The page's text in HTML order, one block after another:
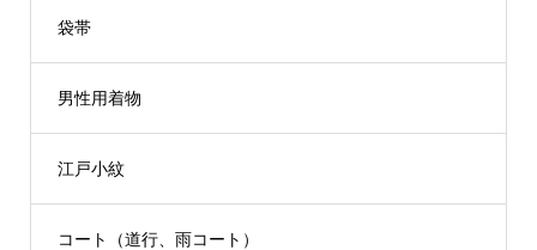
袋帯
男性用着物
江戸小紋
コート（道行、雨コート）